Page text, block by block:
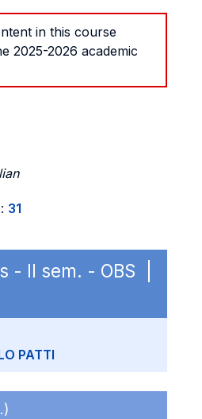
in this course
2025-2026 academic
31
- II sem. - OBS |
PATTI